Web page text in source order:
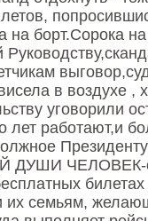
на борт.Сорока
в воздухе ,
уговорили
лет работают,и
ЧЕЛОВЕК-
их семьям,